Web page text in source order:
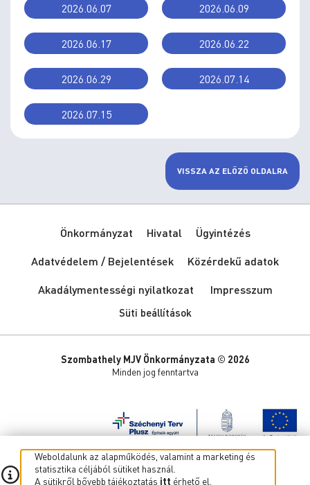
2026.06.07 2026.06.09
2026.06.17 2026.06.22
2026.06.29 2026.07.14
2026.07.15
VISSZA AZ ELŐZŐ OLDALRA
Önkormányzat Hivatal
Ügyintézés
Adatvédelem / Bejelentések
Közérdekű adatok
Akadálymentességi nyilatkozat
Impresszum
Süti beállítások
Szombathely MJV Önkormányzata © 2026
Minden jog fenntartva
Weboldalunk az alapműködés, valamint a marketing és
statisztika céljából sütiket használ.
A sütikről bővebb tájékoztatás itt érhető el.